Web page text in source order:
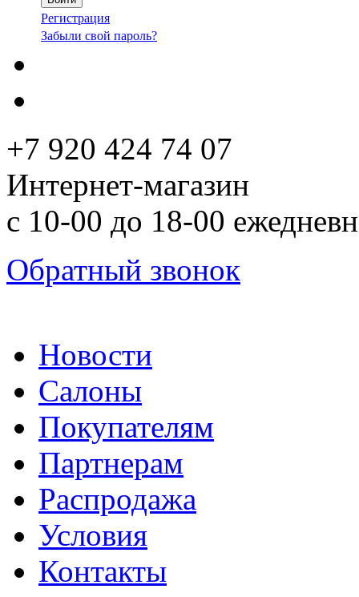
Регистрация
Забыли свой пароль?
+7 920 424 74 07
Интернет-магазин
с 10-00 до 18-00
Обратный звонок
Новости
Салоны
Покупателям
Партнерам
Распродажа
Условия
Контакты